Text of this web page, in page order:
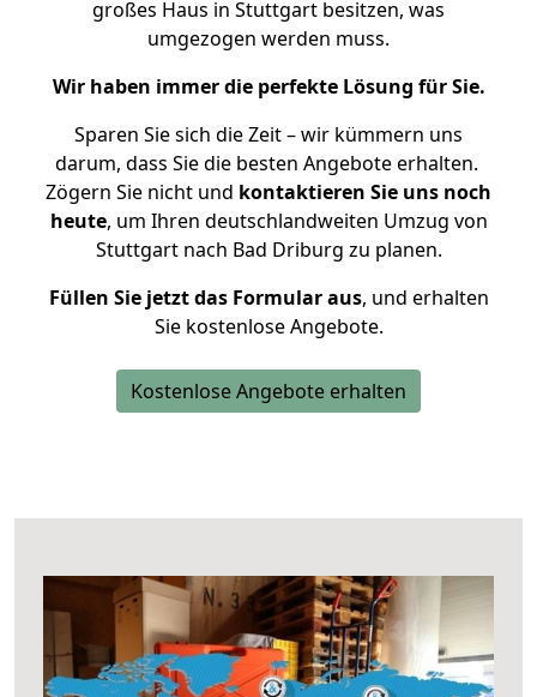
großes Haus in Stuttgart besitzen, was
umgezogen werden muss.
Wir haben immer die perfekte Lösung für Sie.
Sparen Sie sich die Zeit – wir kümmern uns
darum, dass Sie die besten Angebote erhalten.
Zögern Sie nicht und kontaktieren Sie uns noch
heute, um Ihren deutschlandweiten Umzug von
Stuttgart nach Bad Driburg zu planen.
Füllen Sie jetzt das Formular aus, und erhalten
Sie kostenlose Angebote.
Kostenlose Angebote erhalten